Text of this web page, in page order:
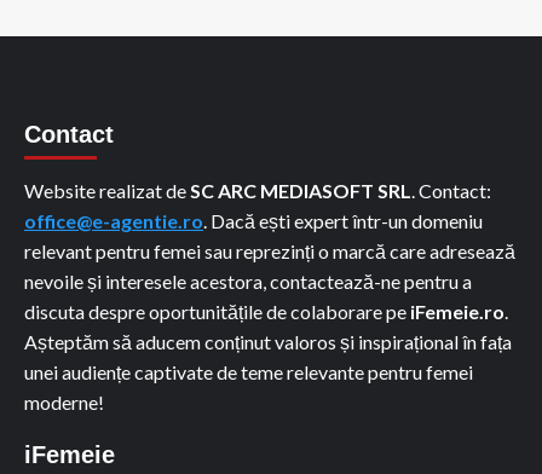
Contact
Website realizat deSC ARC MEDIASOFT SRL. Contact:
office@e-agentie.ro. Dacă ești expert într-un domeniu
relevant pentru femei sau reprezinți o marcă care adresează
nevoile și interesele acestora, contactează-ne pentru a
discuta despre oportunitățile de colaborare pe iFemeie.ro.
Așteptăm să aducem conținut valoros și inspirațional în fața
unei audiențe captivate de teme relevante pentru femei
moderne!
iFemeie